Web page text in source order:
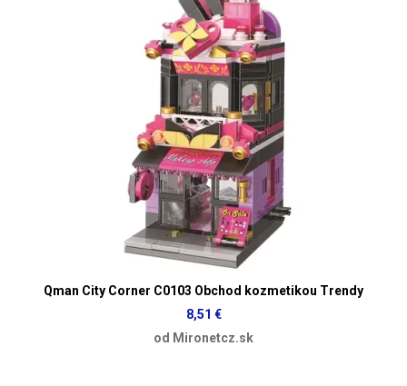
Qman City Corner C0103 Obchod kozmetikou Trendy
8,51 €
od Mironetcz.sk